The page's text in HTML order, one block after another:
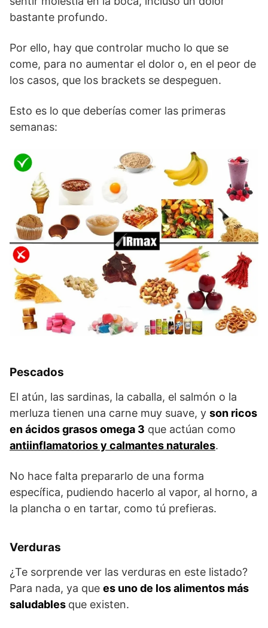
bastante profundo.
Por ello, hay que controlar mucho lo que se
come, para no aumentar el dolor o, en el peor de
los casos, que los brackets se despeguen.
Esto es lo que deberías comer las primeras
semanas:
Pescados
El atún, las sardinas, la caballa, el salmón o la
merluza tienen una carne muy suave, y son ricos
en ácidos grasos omega 3 que actúan como
antiinflamatorios y calmantes naturales.
No hace falta prepararlo de una forma
específica, pudiendo hacerlo al vapor, al horno, a
la plancha o en tartar, como tú prefieras.
Verduras
¿Te sorprende ver las verduras en este listado?
Para nada, ya que es uno de los alimentos más
saludables que existen.